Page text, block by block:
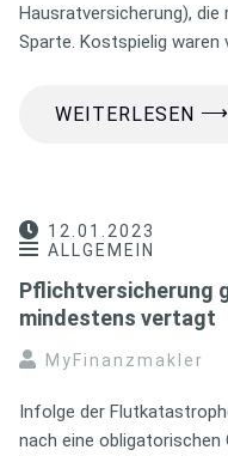
Hausratversicherung),
Sparte. Kostspielig waren
WEITERLESEN ⟶
12.01.2023
ALLGEMEIN
Pflichtversicherung
mindestens vertagt
MyFinanzmakler
Infolge der
nach eine obligatorischen